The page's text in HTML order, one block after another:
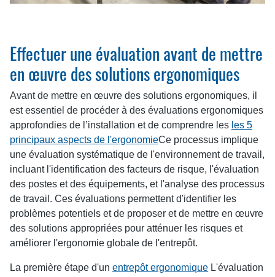
Effectuer une évaluation avant de mettre
en œuvre des solutions ergonomiques
Avant de mettre en œuvre des solutions ergonomiques, il
est essentiel de procéder à des évaluations ergonomiques
approfondies de l’installation et de comprendre les les 5
principaux aspects de l'ergonomieCe processus implique
une évaluation systématique de l'environnement de travail,
incluant l'identification des facteurs de risque, l'évaluation
des postes et des équipements, et l'analyse des processus
de travail. Ces évaluations permettent d'identifier les
problèmes potentiels et de proposer et de mettre en œuvre
des solutions appropriées pour atténuer les risques et
améliorer l'ergonomie globale de l'entrepôt.
La première étape d'un entrepôt ergonomique L'évaluation